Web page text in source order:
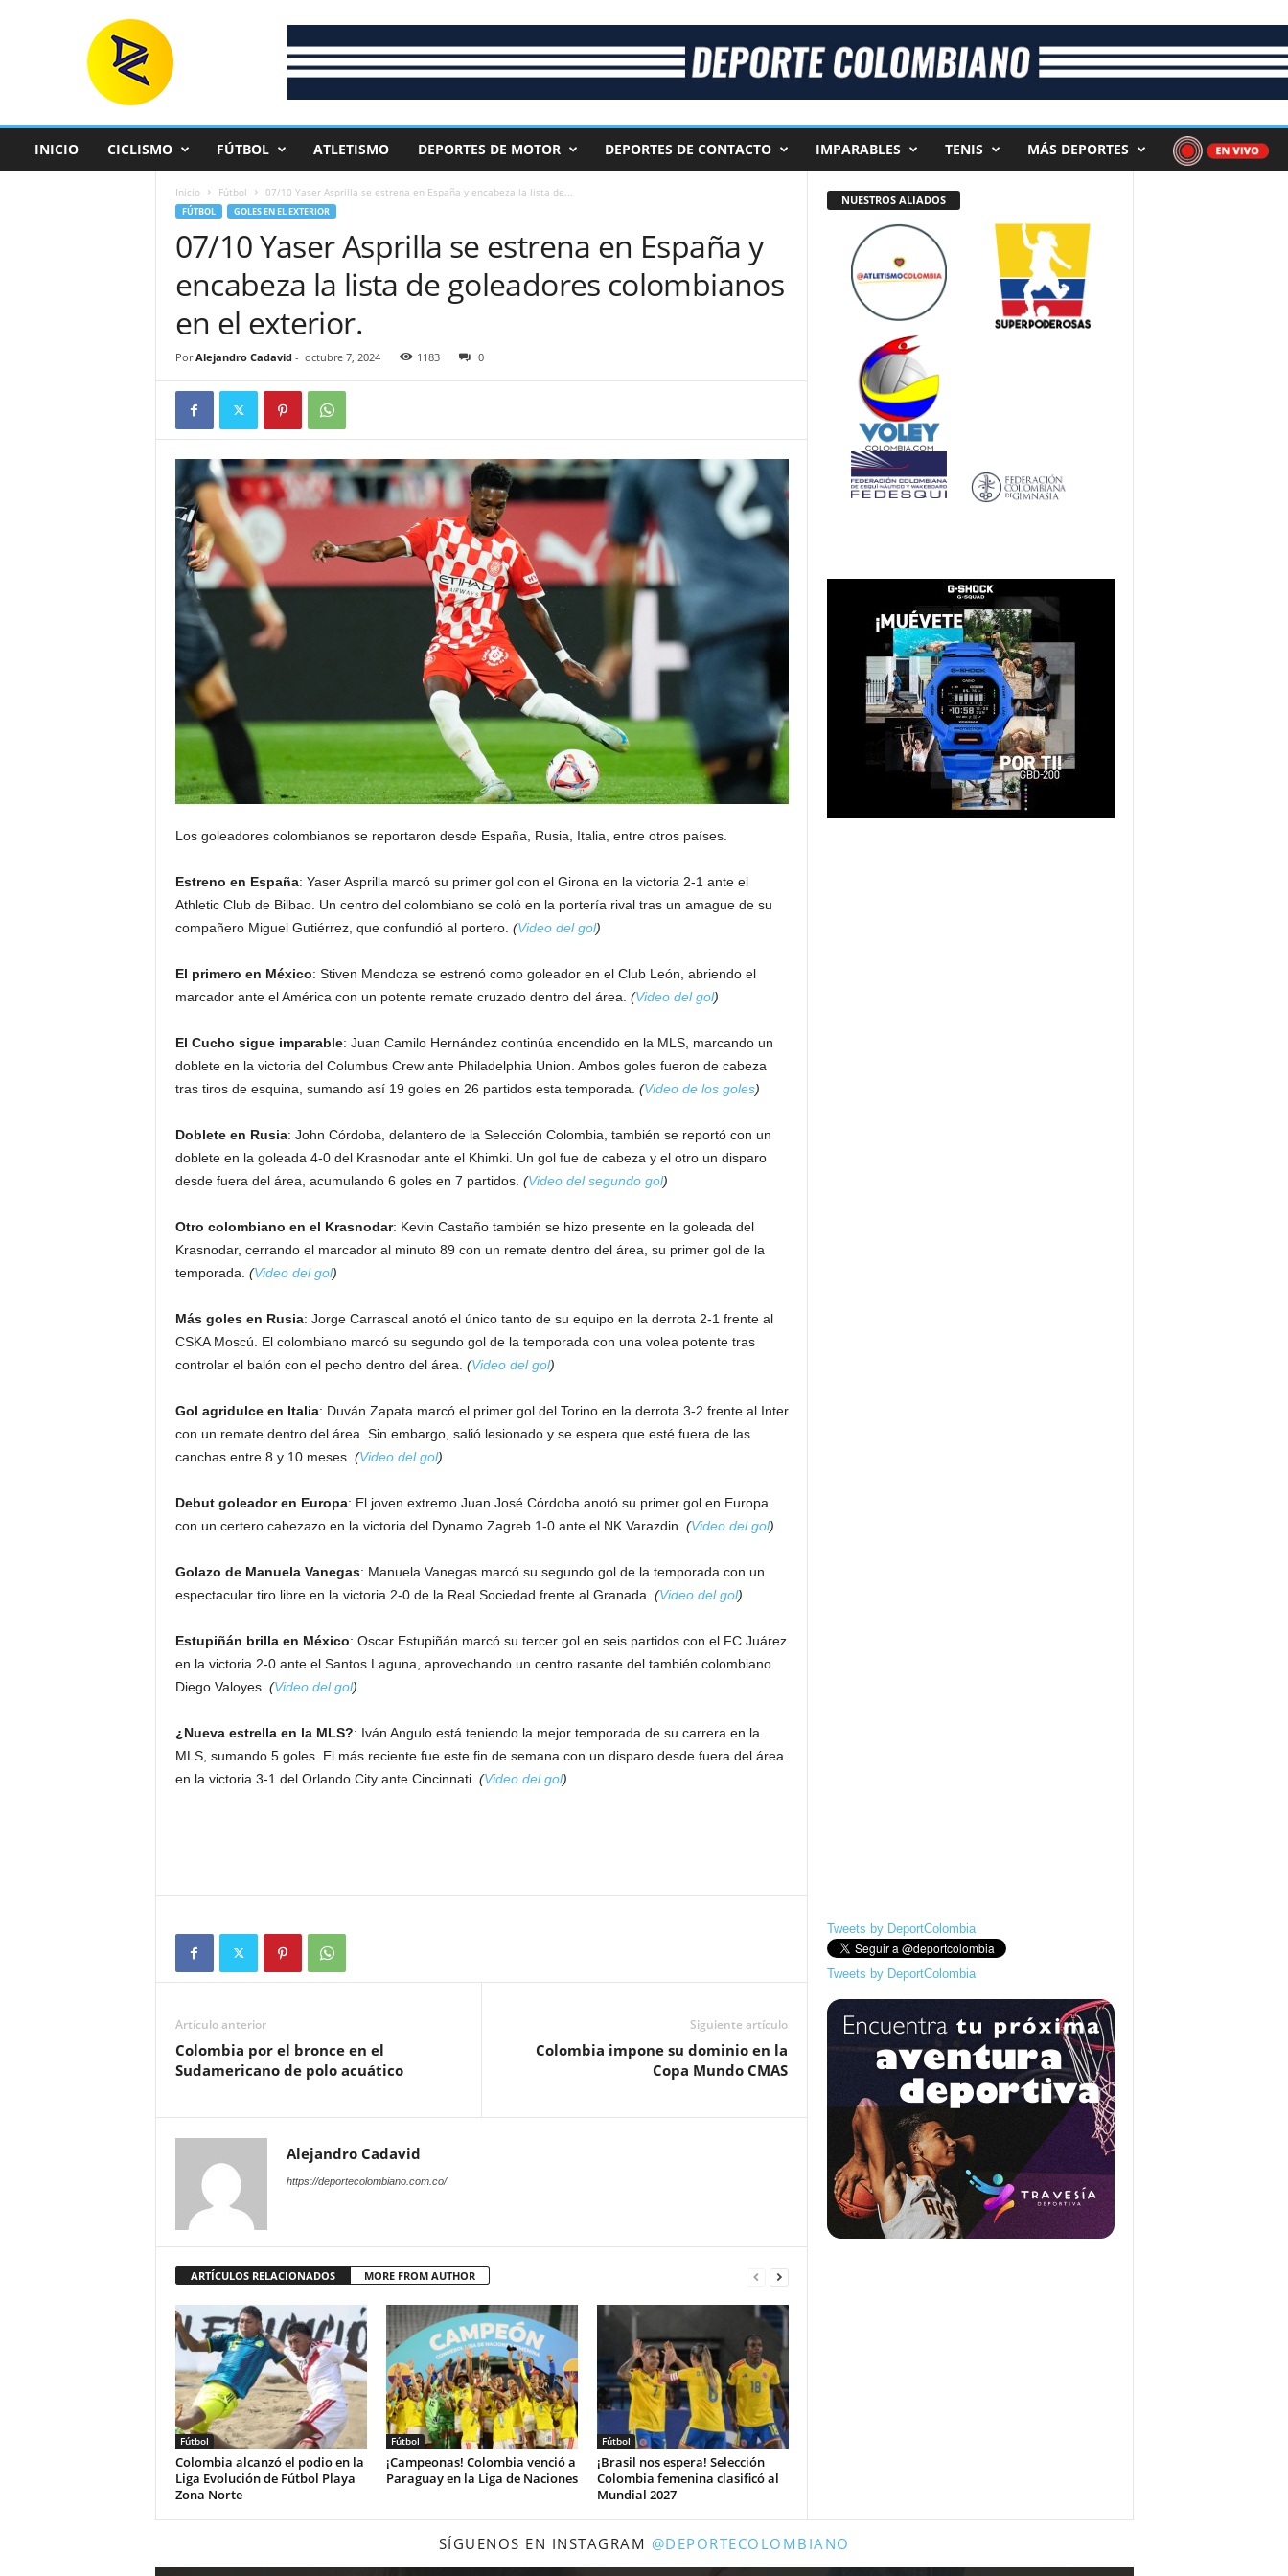
INICIO CICLISMO FÚTBOL ATLETISMO DEPORTES DE MOTOR DEPORTES DE CONTACTO IMPARABLES TENIS MÁS DEPORTES
Inicio Fútbol 07/10 Yaser Asprilla se estrena en España y encabeza la lista de...
FÚTBOL GOLES EN EL EXTERIOR
07/10 Yaser Asprilla se estrena en España y
encabeza la lista de goleadores colombianos
en el exterior.
Por Alejandro Cadavid- octubre 7, 2024 1183 0
Los goleadores colombianos se reportaron desde España, Rusia, Italia, entre otros países.
Estreno en España: Yaser Asprilla marcó su primer gol con el Girona en la victoria 2-1 ante el
Athletic Club de Bilbao. Un centro del colombiano se coló en la portería rival tras un amague de su
compañero Miguel Gutiérrez, que confundió al portero. (Video del gol)
El primero en México: Stiven Mendoza se estrenó como goleador en el Club León, abriendo el
marcador ante el América con un potente remate cruzado dentro del área. (Video del gol)
El Cucho sigue imparable: Juan Camilo Hernández continúa encendido en la MLS, marcando un
doblete en la victoria del Columbus Crew ante Philadelphia Union. Ambos goles fueron de cabeza
tras tiros de esquina, sumando así 19 goles en 26 partidos esta temporada. (Video de los goles)
Doblete en Rusia: John Córdoba, delantero de la Selección Colombia, también se reportó con un
doblete en la goleada 4-0 del Krasnodar ante el Khimki. Un gol fue de cabeza y el otro un disparo
desde fuera del área, acumulando 6 goles en 7 partidos. (Video del segundo gol)
Otro colombiano en el Krasnodar: Kevin Castaño también se hizo presente en la goleada del
Krasnodar, cerrando el marcador al minuto 89 con un remate dentro del área, su primer gol de la
temporada. (Video del gol)
Más goles en Rusia: Jorge Carrascal anotó el único tanto de su equipo en la derrota 2-1 frente al
CSKA Moscú. El colombiano marcó su segundo gol de la temporada con una volea potente tras
controlar el balón con el pecho dentro del área. (Video del gol)
Gol agridulce en Italia: Duván Zapata marcó el primer gol del Torino en la derrota 3-2 frente al Inter
con un remate dentro del área. Sin embargo, salió lesionado y se espera que esté fuera de las
canchas entre 8 y 10 meses. (Video del gol)
Debut goleador en Europa: El joven extremo Juan José Córdoba anotó su primer gol en Europa
con un certero cabezazo en la victoria del Dynamo Zagreb 1-0 ante el NK Varazdin. (Video del gol)
Golazo de Manuela Vanegas: Manuela Vanegas marcó su segundo gol de la temporada con un
espectacular tiro libre en la victoria 2-0 de la Real Sociedad frente al Granada. (Video del gol)
Estupiñán brilla en México: Oscar Estupiñán marcó su tercer gol en seis partidos con el FC Juárez
en la victoria 2-0 ante el Santos Laguna, aprovechando un centro rasante del también colombiano
Diego Valoyes. (Video del gol)
¿Nueva estrella en la MLS?: Iván Angulo está teniendo la mejor temporada de su carrera en la
MLS, sumando 5 goles. El más reciente fue este fin de semana con un disparo desde fuera del área
en la victoria 3-1 del Orlando City ante Cincinnati. (Video del gol)
Artículo anterior
Colombia por el bronce en el
Sudamericano de polo acuático
Siguiente artículo
Colombia impone su dominio en la
Copa Mundo CMAS
Alejandro Cadavid
https://deportecolombiano.com.co/
ARTÍCULOS RELACIONADOS MORE FROM AUTHOR
Fútbol
Colombia alcanzó el podio en la
Liga Evolución de Fútbol Playa
Zona Norte
Fútbol
¡Campeonas! Colombia venció a
Paraguay en la Liga de Naciones
Fútbol
¡Brasil nos espera! Selección
Colombia femenina clasificó al
Mundial 2027
NUESTROS ALIADOS
Tweets by DeportColombia
Tweets by DeportColombia
SÍGUENOS EN INSTAGRAM @DEPORTECOLOMBIANO